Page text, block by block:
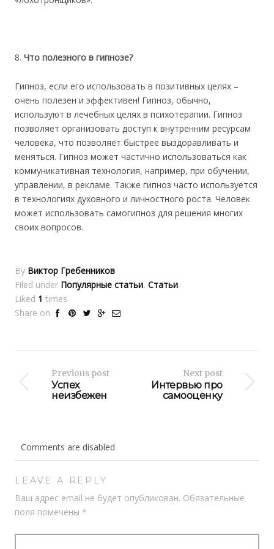
Что полезного в гипнозе?
Гипноз, если его использовать в позитивных целях –
очень полезен и эффективен! Гипноз, обычно,
используют в лечебных целях в психотерапии. Гипноз
позволяет организовать доступ к внутренним ресурсам
человека, что позволяет быстрее выздоравливать и
меняться. Гипноз может частично использоваться как
коммуникативная технология, например, при обучении,
управлении, в рекламе. Также гипноз часто используется
в технологиях духовного и личностного роста. Человек
может использовать самогипноз для решения многих
своих вопросов.
By Виктор Гребенников
Filed under Популярные статьи,Статьи.
Liked 1 times
Share on
Previous post
Успех
неизбежен
Next post
Интервью про
самооценку
Comments are disabled
LEAVE A REPLY
Ваш адрес email не будет опубликован. Обязательные
поля помечены*